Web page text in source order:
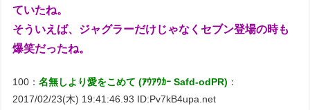
ていたね。
そういえば、ジャグラーだけじゃなくセブン登場の時も
爆笑だったね。
100：名無しより愛をこめて (ｱｳｱｳｶｰ Safd-odPR) ：
2017/02/23(木) 19:41:46.93 ID:Pv7kB4upa.net